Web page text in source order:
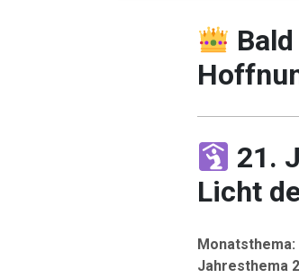
21.
Licht
Monatsthema:
Jahresthema